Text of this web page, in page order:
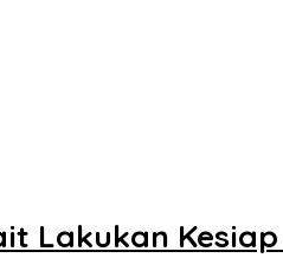
Lakukan